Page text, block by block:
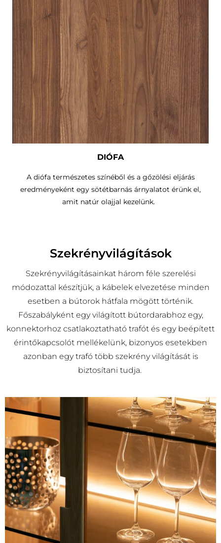
DIÓFA
A diófa természetes színéből és a gőzölési eljárás
eredményeként egy sötétbarnás árnyalatot érünk el,
amit natúr olajjal kezelünk.
Szekrényvilágítások
Szekrényvilágításainkat három féle szerelési
módozattal készítjük, a kábelek elvezetése minden
esetben a bútorok hátfala mögött történik.
Főszabályként egy világított bútordarabhoz egy,
konnektorhoz csatlakoztatható trafót és egy beépített
érintőkapcsolót mellékelünk, bizonyos esetekben
azonban egy trafó több szekrény világítását is
biztosítani tudja.